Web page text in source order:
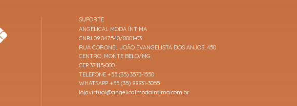
SUPORTE
ANGELICAL MODA ÍNTIMA
CNPJ 09.047.540/0001-03
RUA CORONEL JOÃO EVANGELISTA DOS ANJOS, 450
CENTRO, MONTE BELO/MG
CEP 37115-000
TELEFONE +55 (35) 3573-1550
WHATSAPP +55 (35) 99931-3055
lojavirtual@angelicalmodaintima.com.br